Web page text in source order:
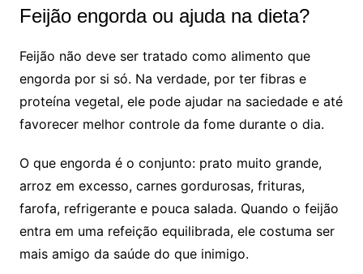
Feijão engorda ou ajuda na dieta?
Feijão não deve ser tratado como alimento que
engorda por si só. Na verdade, por ter fibras e
proteína vegetal, ele pode ajudar na saciedade e até
favorecer melhor controle da fome durante o dia.
O que engorda é o conjunto: prato muito grande,
arroz em excesso, carnes gordurosas, frituras,
farofa, refrigerante e pouca salada. Quando o feijão
entra em uma refeição equilibrada, ele costuma ser
mais amigo da saúde do que inimigo.